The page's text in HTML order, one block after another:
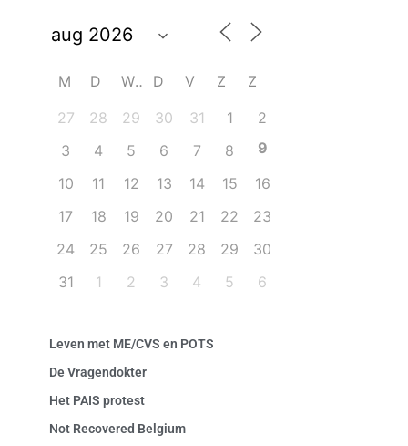
M D W D V Z
Z
27
28 29 30 31 1
2
3
4 5 6 7 8
9
10
11 12 13 14 15
16
17
18 19 20 21 22
23
24
25 26 27 28 29
30
31
1 2 3 4 5 6
Leven met ME/CVS en POTS
De Vragendokter
Het PAIS protest
Not Recovered Belgium